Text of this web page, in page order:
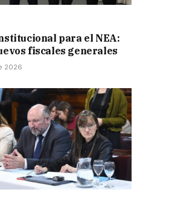
para el NEA:
fiscales generales
2026